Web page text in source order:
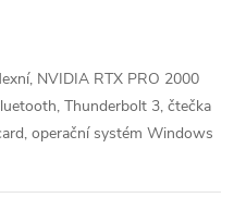
NVIDIA RTX PRO 2000
Thunderbolt 3, čtečka
operační systém Windows